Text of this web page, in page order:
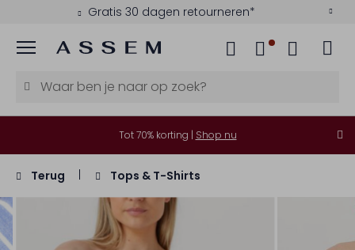
Gratis 30 dagen retourneren*
Menu
Tot 70% korting | Shop nu
Terug Tops & T-Shirts